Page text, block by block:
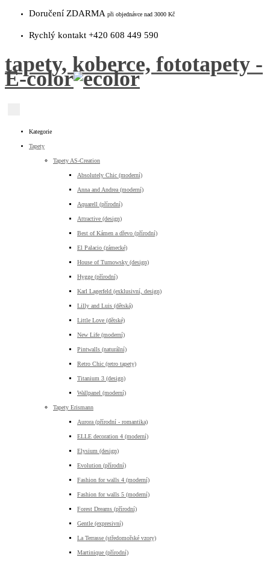
Doručení ZDARMA při objednávce nad 3000 Kč
Rychlý kontakt +420 608 449 590
tapety, koberce, fototapety -
E-color
Kategorie
Tapety
Tapety AS-Creation
Absolutely Chic (moderní)
Anna and Andrea (moderní)
Aquarell (přírodní)
Attractive (design)
Best of Kámen a dřevo (přírodní)
El Palacio (zámecké)
House of Turnowsky (design)
Hygge (přírodní)
Karl Lagerfeld (exklusivní, design)
Lilly and Luis (dětská)
Little Love (dětské)
New Life (moderní)
Pintwalls (naturální)
Retro Chic (retro tapety)
Titanium 3 (design)
Wallpanel (moderní)
Tapety Erismann
Aurora (přírodní - romantika)
ELLE decoration 4 (moderní)
Elysium (design)
Evolution (přírodní)
Fashion for walls 4 (moderní)
Fashion for walls 5 (moderní)
Forest Dreams (přírodní)
Gentle (expresivní)
La Terrasse (středomořské vzory)
Martinique (přírodní)